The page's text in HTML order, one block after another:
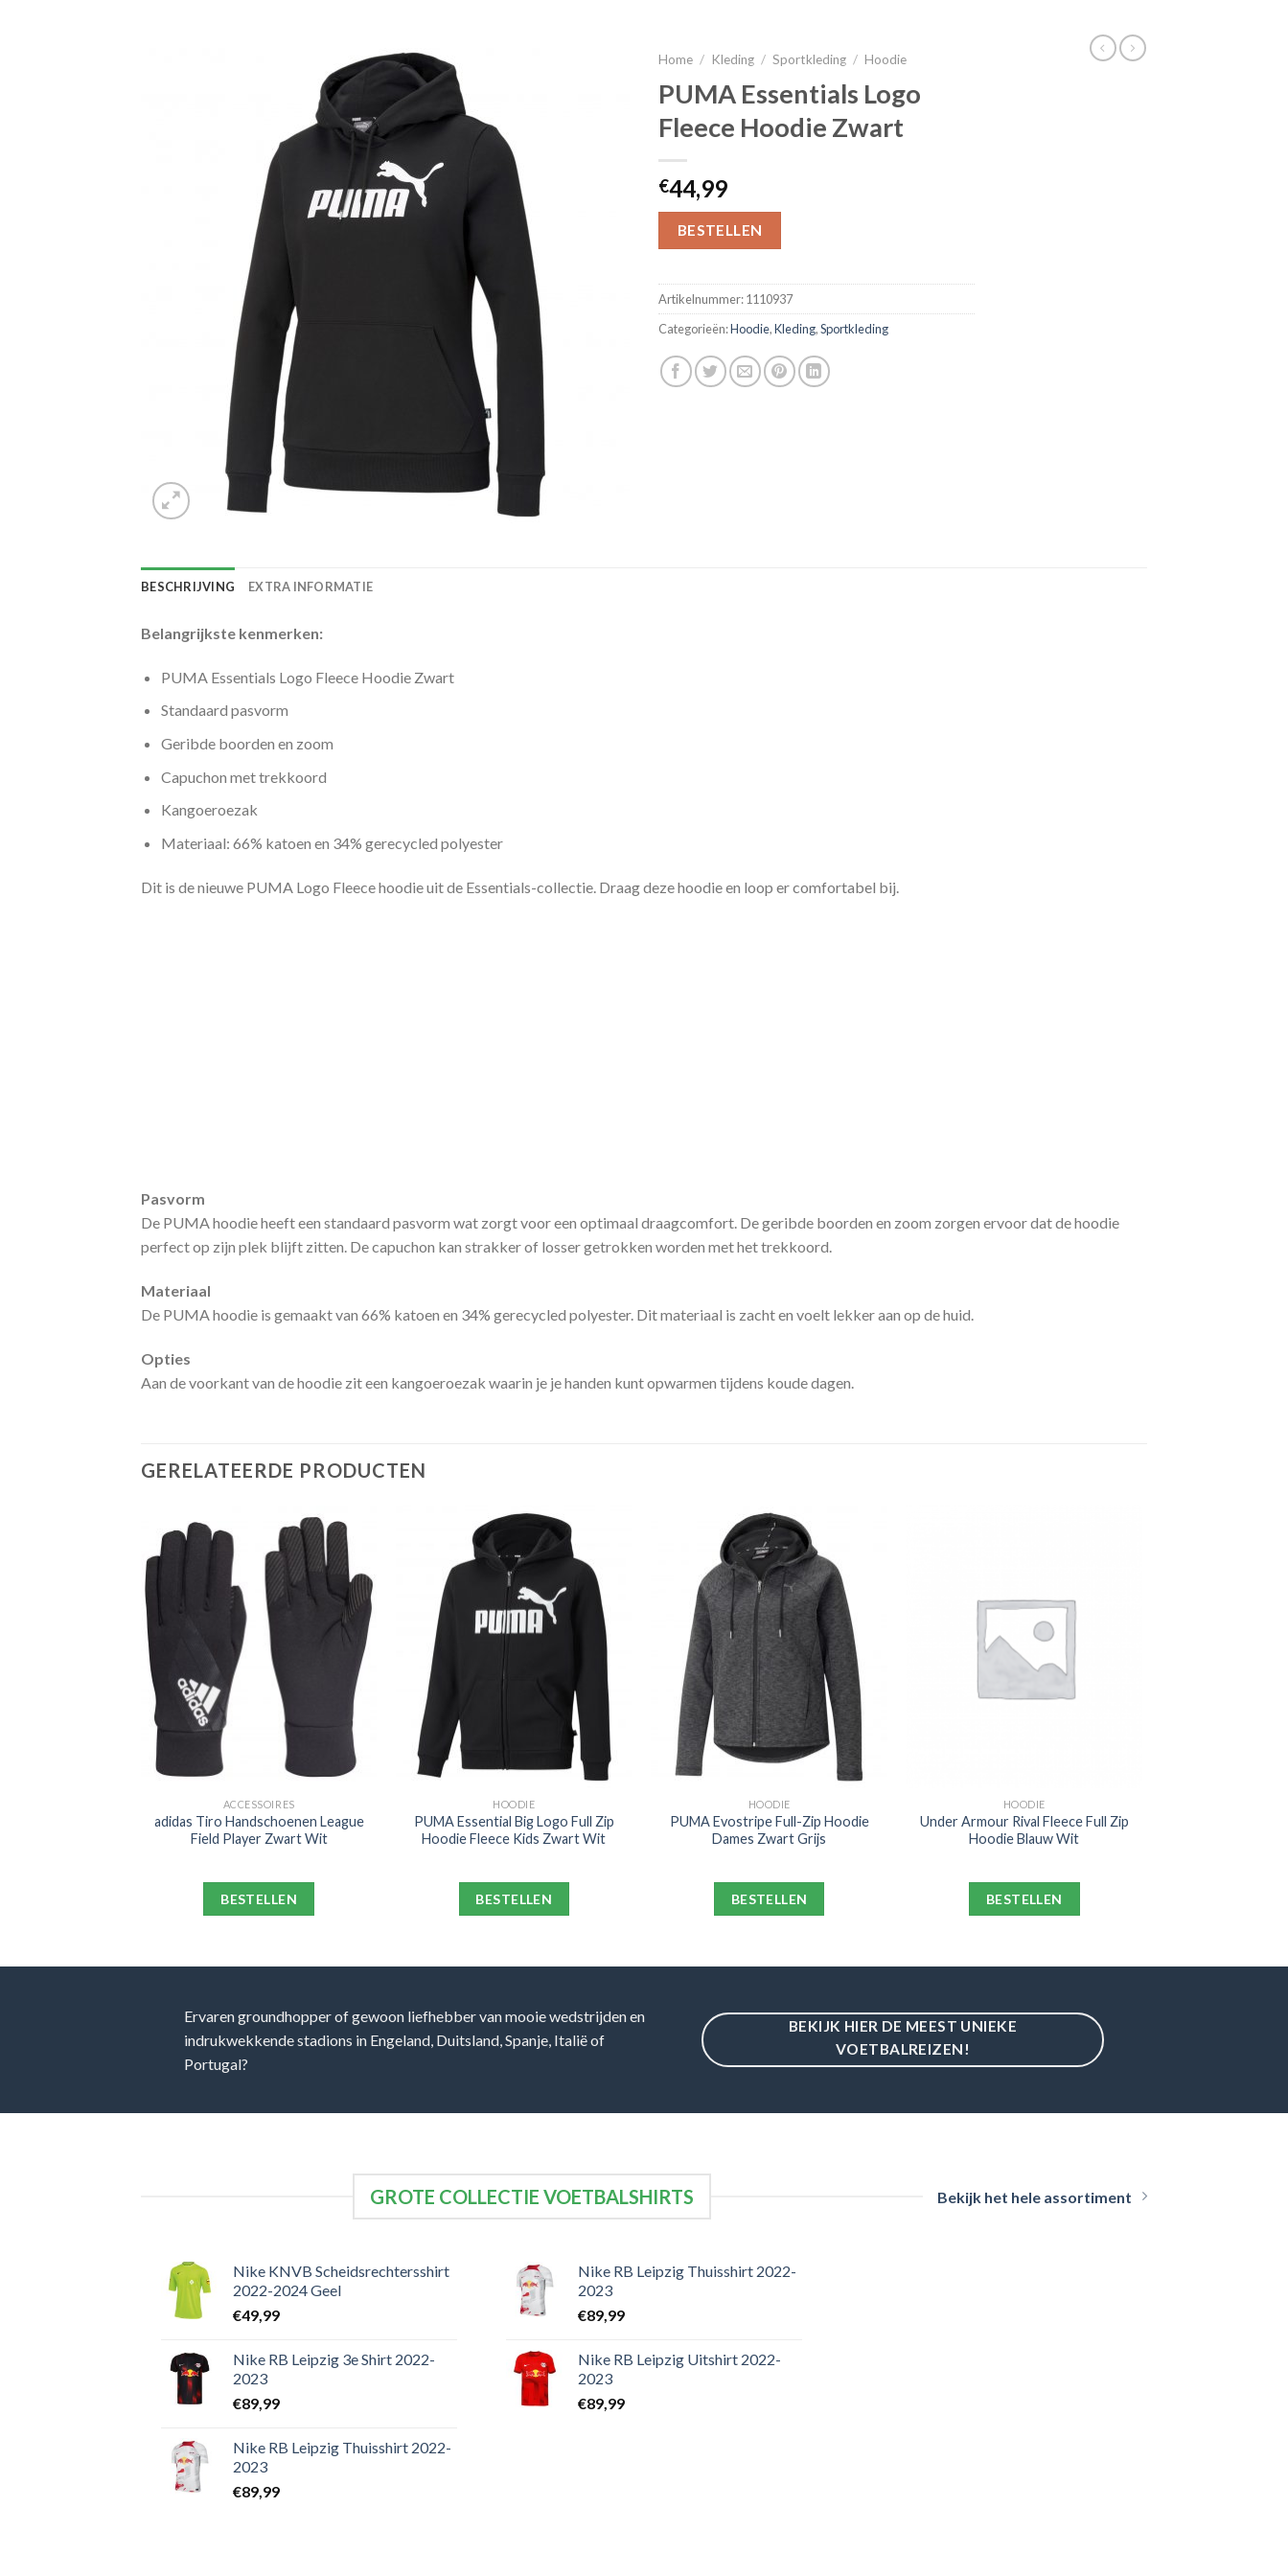
Home / Kleding / Sportkleding / Hoodie
PUMA Essentials Logo
Fleece Hoodie Zwart
€44,99
BESTELLEN
Artikelnummer:1110937
Categorieën:Hoodie,Kleding,Sportkleding
BESCHRIJVING EXTRA INFORMATIE
Belangrijkste kenmerken:
PUMA Essentials Logo Fleece Hoodie Zwart
Standaard pasvorm
Geribde boorden en zoom
Capuchon met trekkoord
Kangoeroezak
Materiaal: 66% katoen en 34% gerecycled polyester
Dit is de nieuwe PUMA Logo Fleece hoodie uit de Essentials-collectie. Draag deze hoodie en loop er comfortabel bij.
Pasvorm
De PUMA hoodie heeft een standaard pasvorm wat zorgt voor een optimaal draagcomfort. De geribde boorden en zoom zorgen ervoor dat de hoodie
perfect op zijn plek blijft zitten. De capuchon kan strakker of losser getrokken worden met het trekkoord.
Materiaal
De PUMA hoodie is gemaakt van 66% katoen en 34% gerecycled polyester. Dit materiaal is zacht en voelt lekker aan op de huid.
Opties
Aan de voorkant van de hoodie zit een kangoeroezak waarin je je handen kunt opwarmen tijdens koude dagen.
GERELATEERDE PRODUCTEN
ACCESSOIRES
adidas Tiro Handschoenen League
Field Player Zwart Wit
BESTELLEN
HOODIE
PUMA Essential Big Logo Full Zip
Hoodie Fleece Kids Zwart Wit
BESTELLEN
HOODIE
PUMA Evostripe Full-Zip Hoodie
Dames Zwart Grijs
BESTELLEN
HOODIE
Under Armour Rival Fleece Full Zip
Hoodie Blauw Wit
BESTELLEN
Ervaren groundhopper of gewoon liefhebber van mooie wedstrijden en
indrukwekkende stadions in Engeland, Duitsland, Spanje, Italië of
Portugal?
BEKIJK HIER DE MEEST UNIEKE
VOETBALREIZEN!
GROTE COLLECTIE VOETBALSHIRTS Bekijk het hele assortiment
Nike KNVB Scheidsrechtersshirt
2022-2024 Geel
€49,99
Nike RB Leipzig 3e Shirt 2022-
2023
€89,99
Nike RB Leipzig Thuisshirt 2022-
2023
€89,99
Nike RB Leipzig Thuisshirt 2022-
2023
€89,99
Nike RB Leipzig Uitshirt 2022-
2023
€89,99